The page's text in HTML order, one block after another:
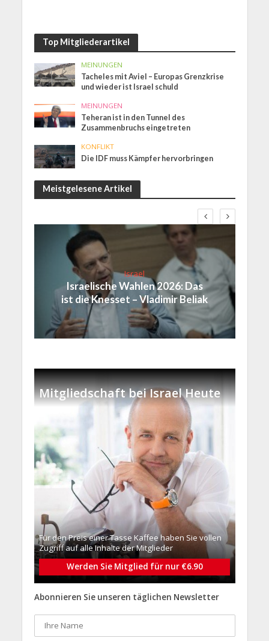
Top Mitgliederartikel
MEINUNGEN
Tacheles mit Aviel – Europas Grenzkrise
und wieder ist Israel schuld
MEINUNGEN
Teheran ist in den Tunnel des
Zusammenbruchs eingetreten
KONFLIKT
Die IDF muss Kämpfer hervorbringen
Meistgelesene Artikel
Israel
Israelische Wahlen 2026: Das
ist die Knesset – Vladimir Beliak
Mitgliedschaft bei Israel Heute
Für den Preis einer Tasse Kaffee haben Sie vollen
Zugriff auf alle Inhalte der Mitglieder
Werden Sie Mitglied für nur €6.90
Abonnieren Sie unseren täglichen Newsletter